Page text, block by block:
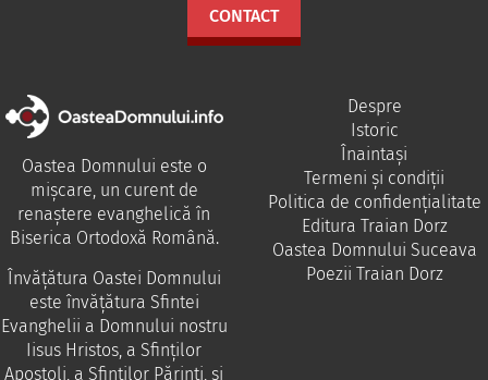
CONTACT
Oastea Domnului este o
mișcare, un curent de
renaștere evanghelică în
Biserica Ortodoxă Română.
Învăţătura Oastei Domnului
este învăţătura Sfintei
Evanghelii a Domnului nostru
Iisus Hristos, a Sfinţilor
Apostoli, a Sfinţilor Părinţi, şi
Despre
Istoric
Înaintași
Termeni și condiții
Politica de confidențialitate
Editura Traian Dorz
Oastea Domnului Suceava
Poezii Traian Dorz